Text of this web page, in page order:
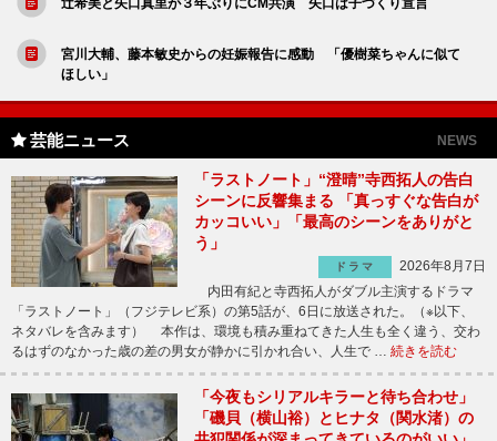
宮川大輔、藤本敏史からの妊娠報告に感動 「優樹菜ちゃんに似て
ほしい」
芸能ニュース NEWS
「ラストノート」“澄晴”寺西拓人の告白
シーンに反響集まる 「真っすぐな告白が
カッコいい」「最高のシーンをありがと
う」
ドラマ
2026年8月7日
内田有紀と寺西拓人がダブル主演するドラマ
「ラストノート」（フジテレビ系）の第5話が、6日に放送された。（※以下、
ネタバレを含みます） 本作は、環境も積み重ねてきた人生も全く違う、交わ
るはずのなかった歳の差の男女が静かに引かれ合い、人生で … 続きを読む
「今夜もシリアルキラーと待ち合わせ」
「磯貝（横山裕）とヒナタ（関水渚）の